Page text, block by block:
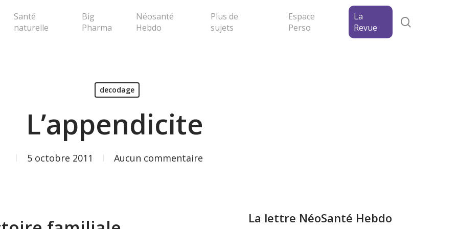
ou Echap pour fermer la popup
Santé
naturelle
Big
Pharma
Néosanté
Hebdo
Plus de
sujets
Espace
Perso
La
Revue
decodage
L’appendicite
5 octobre 2011 Aucun commentaire
La lettre NéoSanté Hebdo